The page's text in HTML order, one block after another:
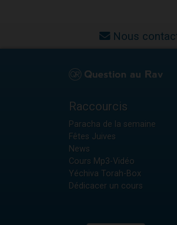
Nous
Raccourcis
Paracha de la semaine
Fêtes Juives
News
Cours Mp3-Vidéo
Yéchiva Torah-Box
Dédicacer un cours